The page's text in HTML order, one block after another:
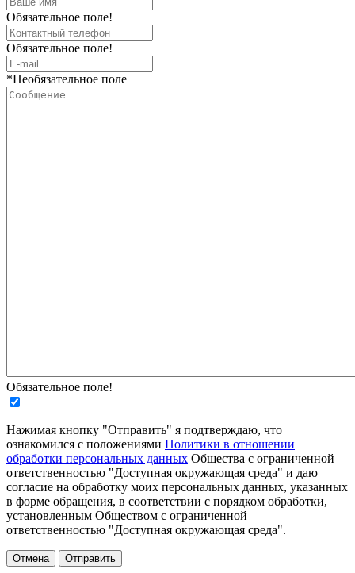
Обязательное поле!
Обязательное поле!
*Необязательное поле
Обязательное поле!
Нажимая кнопку "Отправить" я подтверждаю, что
ознакомился с положениями Политики в отношении
обработки персональных данных Общества с ограниченной
ответственностью "Доступная окружающая среда" и даю
согласие на обработку моих персональных данных, указанных
в форме обращения, в соответствии с порядком обработки,
установленным Обществом с ограниченной
ответственностью "Доступная окружающая среда".